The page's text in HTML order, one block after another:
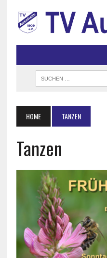
HOME TANZEN
Tanzen